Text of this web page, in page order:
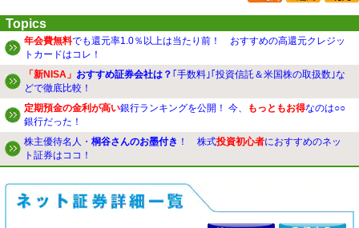
Topics
年会費無料でも還元率1.0％以上は当たり前！ おすすめの高還元クレジッ
トカードはコレ！
「新NISA」 おすすめ証券会社は？ ｢手数料｣｢投資信託＆米国株の取扱数｣な
どで徹底比較！
定期預金の金利が高い銀行ランキングを公開！ 今、 もっともお得なのは○○
銀行だった！
株主優待名人・ 桐谷さんのお墨付き ！ 株式投資初心者におすすめのネッ
ト証券はココ！